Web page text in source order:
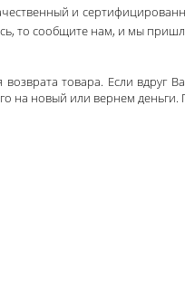
и
то сообщите нам, и мы
товара. Если вдруг
на новый или вернем деньги.